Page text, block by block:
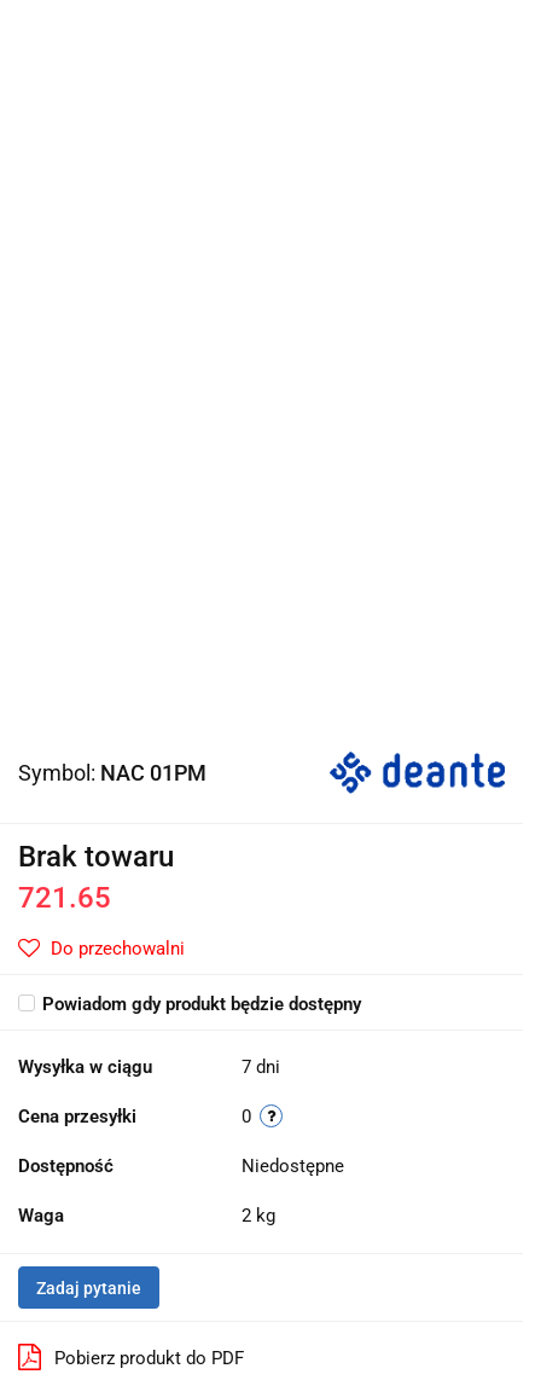
Symbol: NAC 01PM
Brak towaru
721.65
Do przechowalni
Powiadom gdy produkt będzie dostępny
Wysyłka w ciągu 7 dni
Cena przesyłki 0
Dostępność Niedostępne
Waga 2 kg
Zadaj pytanie
Pobierz produkt do PDF